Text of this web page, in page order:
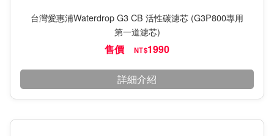
台灣愛惠浦Waterdrop G3 CB 活性碳濾芯 (G3P800專用
第一道濾芯)
售價 NT$1990
詳細介紹